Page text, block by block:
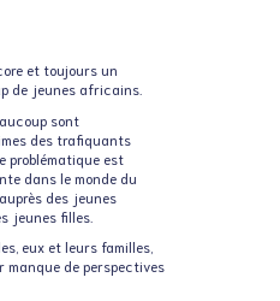
et toujours un
de jeunes africains.
sont
des trafiquants
problématique est
dans le monde du
des jeunes
jeunes filles.
eux et leurs familles,
manque de perspectives